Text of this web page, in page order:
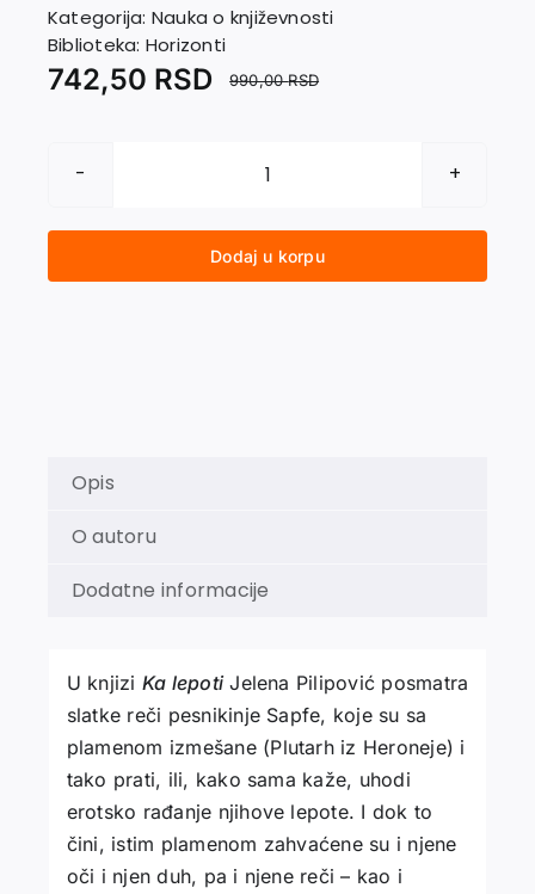
Kontakt
Kategorija: Nauka o književnosti
Biblioteka: Horizonti
990,00RSD
742,50 RSD
KA
količina
Dodaj u korpu
Opis
O autoru
Dodatne informacije
U knjizi Ka lepotiJelena Pilipović posmatra
slatke reči pesnikinje Sapfe, koje su sa
plamenom izmešane (Plutarh iz Heroneje) i
tako prati, ili, kako sama kaže, uhodi
erotsko rađanje njihove lepote. I dok to
čini, istim plamenom zahvaćene su i njene
oči i njen duh, pa i njene reči – kao i